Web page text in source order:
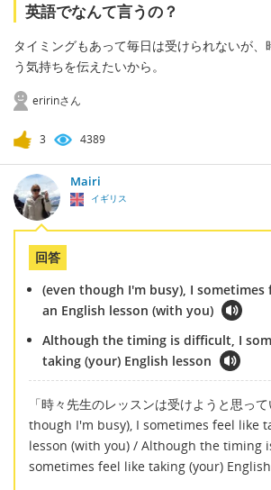
英語でなんて言うの？
タイミングもあって毎日は受けられないが、
う気持ちを伝えたいから。
eririnさん
3 4389
Mairi
イギリス
回答
(even though I'm busy), I
an English lesson (with you)
Although the timing is difficult, I
taking (your) English lesson
「時々先生のレッスンは受けようと思っ
though I'm busy), I sometimes feel like
lesson (with you) / Although the timing
sometimes feel like taking (your)